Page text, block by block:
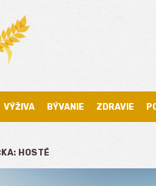
VÝŽIVA BÝVANIE ZDRAVIE
HOSTÉ